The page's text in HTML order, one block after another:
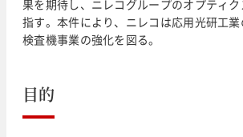
果を期待し、ニレコグループのオプティ
指す。本件により、ニレコは応用光研工業
検査機事業の強化を図る。
目的